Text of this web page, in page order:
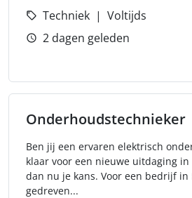
Techniek
Voltijds
2 dagen geleden
Onderhoudstechnieker
Ben jij een ervaren elektrisch
klaar voor een nieuwe uitdaging in
dan nu je kans. Voor een bedrijf in
gedreven...